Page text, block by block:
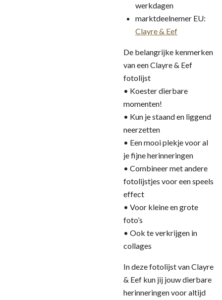
werkdagen
marktdeelnemer EU:
Clayre & Eef
De belangrijke kenmerken
van een Clayre & Eef
fotolijst
• Koester dierbare
momenten!
• Kun je staand en liggend
neerzetten
• Een mooi plekje voor al
je fijne herinneringen
• Combineer met andere
fotolijstjes voor een speels
effect
• Voor kleine en grote
foto’s
• Ook te verkrijgen in
collages
In deze fotolijst van Clayre
& Eef kun jij jouw dierbare
herinneringen voor altijd